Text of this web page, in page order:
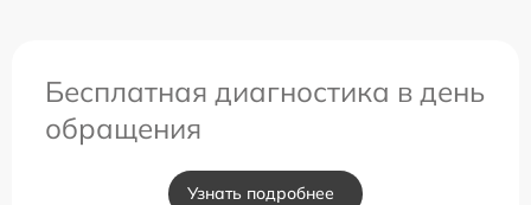
Бесплатная диагностика в день
обращения
Узнать подробнее